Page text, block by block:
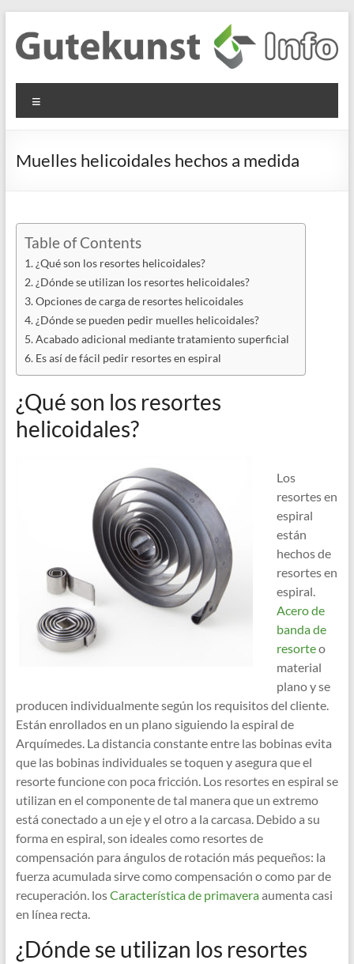
contenido
Gutekunst
Formfedern
GmbH
Informationen
Flachmaterial
Muelles helicoidales hechos a medida
Table of Contents
¿Qué son los resortes helicoidales?
¿Dónde se utilizan los resortes helicoidales?
Opciones de carga de resortes helicoidales
¿Dónde se pueden pedir muelles helicoidales?
Acabado adicional mediante tratamiento superficial
Es así de fácil pedir resortes en espiral
¿Qué son los resortes
helicoidales?
Los
resortes en
espiral
están
hechos de
resortes en
espiral.
Acero de
banda de
resorteo
material
plano y se
producen individualmente según los requisitos del cliente.
Están enrollados en un plano siguiendo la espiral de
Arquímedes. La distancia constante entre las bobinas evita
que las bobinas individuales se toquen y asegura que el
resorte funcione con poca fricción. Los resortes en espiral se
utilizan en el componente de tal manera que un extremo
está conectado a un eje y el otro a la carcasa. Debido a su
forma en espiral, son ideales como resortes de
compensación para ángulos de rotación más pequeños: la
fuerza acumulada sirve como compensación o como par de
recuperación. losCaracterística de primaveraaumenta casi
en línea recta.
¿Dónde se utilizan los resortes